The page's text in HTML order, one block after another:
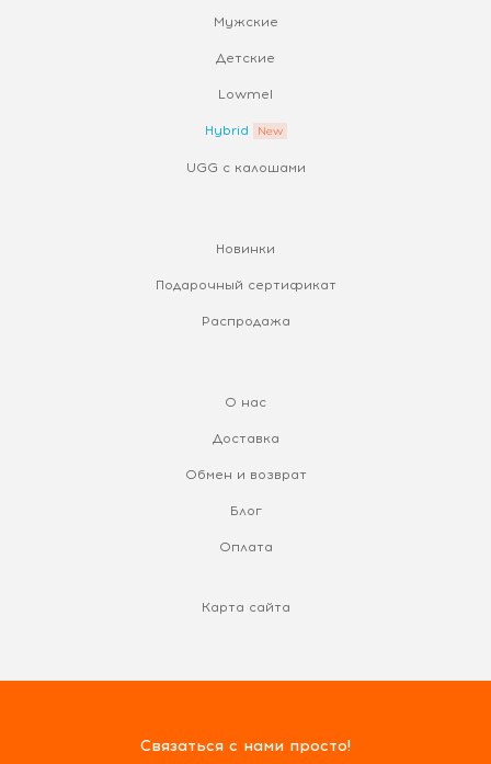
Мужские
Детские
Lowmel
Hybrid
UGG с калошами
Новинки
Подарочный сертификат
Распродажа
О нас
Доставка
Обмен и возврат
Блог
Оплата
Карта сайта
Связаться с нами просто!